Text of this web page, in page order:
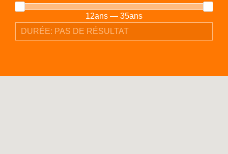
12ans — 35ans